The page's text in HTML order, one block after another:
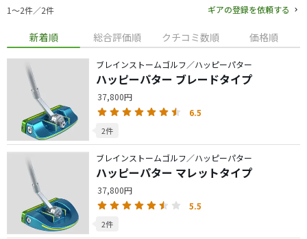
1〜2件／2件
ギアの登録を依頼する
新着順 総合評価順 クチコミ数順 価格順
ブレインストームゴルフ／ハッピーパター
ハッピーパター ブレードタイプ
37,800円
6.5
2件
ブレインストームゴルフ／ハッピーパター
ハッピーパター マレットタイプ
37,800円
5.5
2件